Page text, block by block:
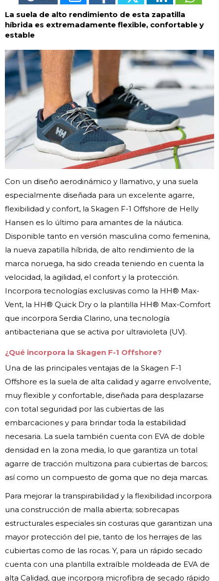
La suela de alto rendimiento de esta zapatilla
híbrida es extremadamente flexible, confortable y
estable
Con un diseño aerodinámico y llamativo, y una suela
especialmente diseñada para un excelente agarre,
flexibilidad y confort, la Skagen F-1 Offshore de Helly
Hansen es lo último para amantes de la náutica.
Disponible tanto en versión masculina como femenina,
la nueva zapatilla híbrida, de alto rendimiento de la
marca noruega, ha sido creada teniendo en cuenta la
velocidad, la agilidad, el confort y la protección.
Incorpora tecnologías exclusivas como la HH® Max-
Vent, la HH® Quick Dry o la plantilla HH® Max-Comfort
que incorpora Serdia Clarino, una tecnología
antibacteriana que se activa por ultravioleta (UV).
¿Qué incorpora la Skagen F-1 Offshore?
Una de las principales ventajas de la Skagen F-1
Offshore es la suela de alta calidad y agarre envolvente,
muy flexible y confortable, diseñada para desplazarse
con total seguridad por las cubiertas de las
embarcaciones y para brindar toda la estabilidad
necesaria. La suela también cuenta con EVA de doble
densidad en la zona media, lo que garantiza un total
agarre de tracción multizona para cubiertas de barcos;
así como un compuesto de goma que no deja marcas.
Para mejorar la transpirabilidad y la flexibilidad incorpora
una construcción de malla abierta; sobrecapas
estructurales especiales sin costuras que garantizan una
mayor protección del pie, tanto de los herrajes de las
cubiertas como de las rocas. Y, para un rápido secado
cuenta con una plantilla extraíble moldeada de EVA de
alta Calidad, que incorpora microfibra de secado rápido